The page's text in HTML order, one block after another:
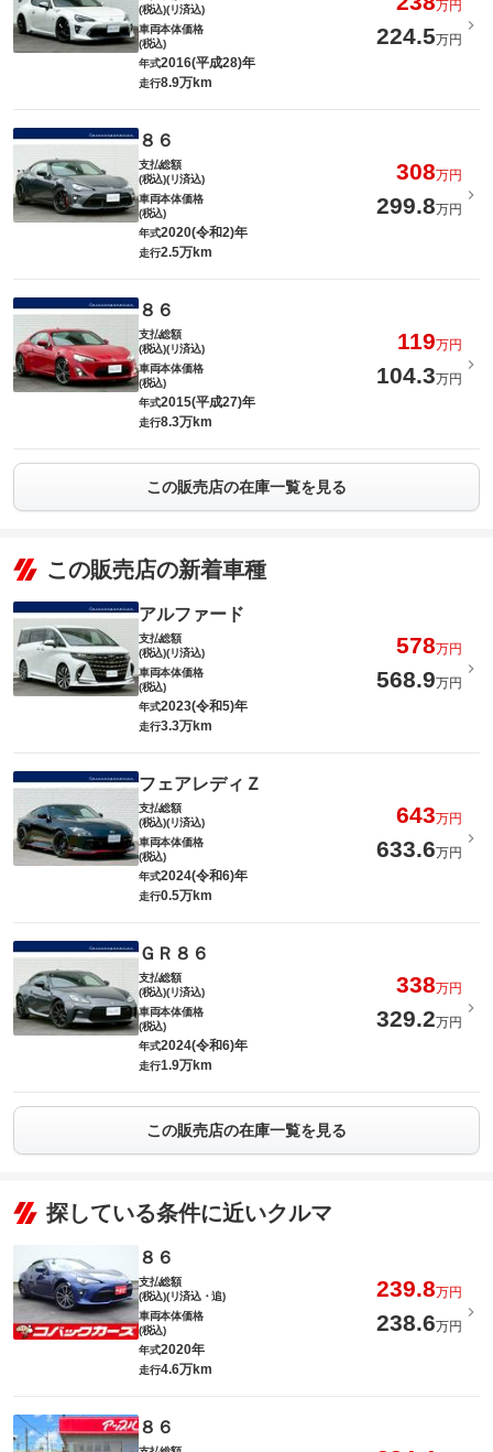
(税込)(リ済込)
万円
車両本体価格
(税込)
224.5万円
年式2016(平成28)年
走行8.9万km
８６
支払総額
(税込)(リ済込)
308万円
車両本体価格
(税込)
299.8万円
年式2020(令和2)年
走行2.5万km
８６
支払総額
(税込)(リ済込)
119万円
車両本体価格
(税込)
104.3万円
年式2015(平成27)年
走行8.3万km
この販売店の在庫一覧を見る
この販売店の新着車種
アルファード
支払総額
(税込)(リ済込)
578万円
車両本体価格
(税込)
568.9万円
年式2023(令和5)年
走行3.3万km
フェアレディＺ
支払総額
(税込)(リ済込)
643万円
車両本体価格
(税込)
633.6万円
年式2024(令和6)年
走行0.5万km
ＧＲ８６
支払総額
(税込)(リ済込)
338万円
車両本体価格
(税込)
329.2万円
年式2024(令和6)年
走行1.9万km
この販売店の在庫一覧を見る
探している条件に近いクルマ
８６
支払総額
(税込)(リ済込・追)
239.8万円
車両本体価格
(税込)
238.6万円
年式2020年
走行4.6万km
８６